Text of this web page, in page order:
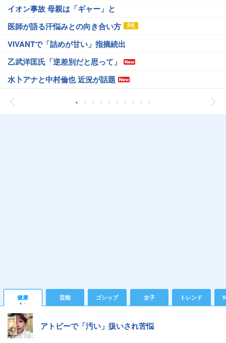
イオン事故 母親は「ギャー」と
医師が語る汗悩みとの向き合い方
VIVANTで「詰めが甘い」指摘続出
乙武洋匡氏「逆差別だと思って」
水卜アナと中村倫也 近況が話題
健康 芸能 ゴシップ 女子 トレンド
アトピーで「汚い」扱いされ苦悩